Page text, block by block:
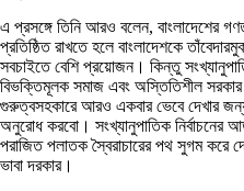
এ প্রসঙ্গে তিনি আরও বলেন, বাংলাদেশের
প্রতিষ্ঠিত রাখতে হলে বাংলাদেশকে
সবচাইতে বেশি প্রয়োজন। কিন্তু
বিভক্তিমূলক সমাজ এবং অস্তিতিশীল সরকার
গুরুত্বসহকারে আরও একবার ভেবে দেখার
অনুরোধ করবো। সংখ্যানুপাতিক নির্বাচনের
পরাজিত পলাতক স্বৈরাচারের পথ সুগম করে
ভাবা দরকার।